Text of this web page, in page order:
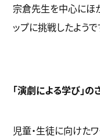
宗倉先生を中心にほ
ップに挑戦したようで
「演劇による学び」
児童・生徒に向けた